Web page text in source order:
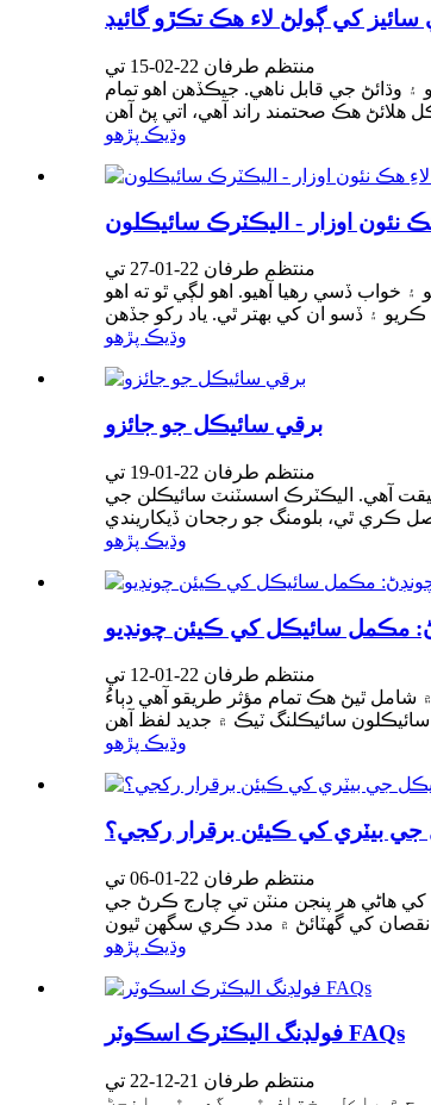
کي ڳولڻ لاء هڪ تڪڙو گائيڊ
منتظم طرفان 22-02-15 تي
وڌائڻ جي قابل ناهي. جيڪڏهن اهو تمام
وڌيڪ پڙهو
نئون اوزار - اليڪٽرڪ سائيڪلون
منتظم طرفان 22-01-27 تي
خواب ڏسي رھيا آھيو. اهو لڳي ٿو ته اهو
وڌيڪ پڙهو
برقي سائيڪل جو جائزو
منتظم طرفان 22-01-19 تي
آهي. اليڪٽرڪ اسسٽنٽ سائيڪلن جي
وڌيڪ پڙهو
مڪمل سائيڪل کي ڪيئن چونڊيو
منتظم طرفان 22-01-12 تي
ٿيڻ هڪ تمام مؤثر طريقو آهي دٻاءُ
وڌيڪ پڙهو
منتظم طرفان 22-01-06 تي
کي هاڻي هر پنجن منٽن تي چارج ڪرڻ جي
وڌيڪ پڙهو
فولڊنگ اليڪٽرڪ اسڪوٽر FAQs
منتظم طرفان 21-12-22 تي